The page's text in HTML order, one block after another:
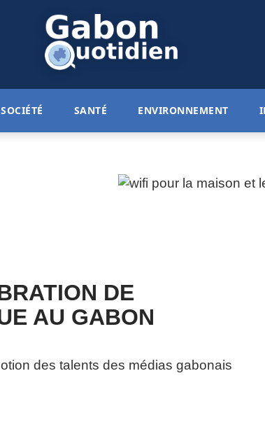
SOCIÉTÉ SANTÉ ENVIRONNEMENT
DE
AU GABON